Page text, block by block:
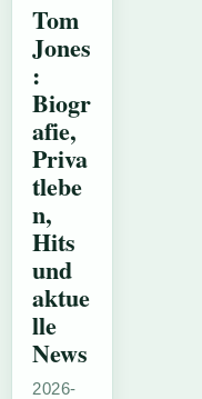
Tom
Jones
:
Biogr
afie,
Priva
tlebe
n,
Hits
und
aktue
lle
News
2026-